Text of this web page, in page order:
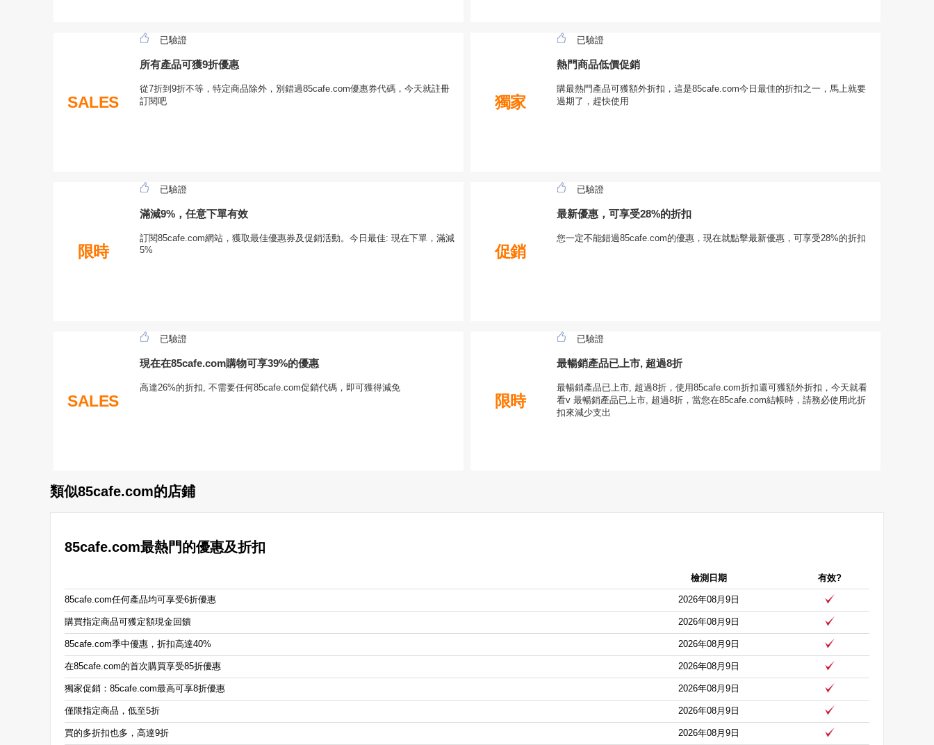
SALES
已驗證
所有產品可獲9折優惠
從7折到9折不等，特定商品除外，別錯過85cafe.com優惠券代碼，今天就註冊
訂閱吧
獨家
已驗證
熱門商品低價促銷
購最熱門產品可獲額外折扣，這是85cafe.com今日最佳的折扣之一，馬上就要
過期了，趕快使用
限時
已驗證
滿減9%，任意下單有效
訂閱85cafe.com網站，獲取最佳優惠券及促銷活動。今日最佳: 現在下單，滿減
5%
促銷
已驗證
最新優惠，可享受28%的折扣
您一定不能錯過85cafe.com的優惠，現在就點擊最新優惠，可享受28%的折扣
SALES
已驗證
現在在85cafe.com購物可享39%的優惠
高達26%的折扣, 不需要任何85cafe.com促銷代碼，即可獲得減免
限時
已驗證
最暢銷產品已上市, 超過8折
最暢銷產品已上市, 超過8折，使用85cafe.com折扣還可獲額外折扣，今天就看
看v 最暢銷產品已上市, 超過8折，當您在85cafe.com結帳時，請務必使用此折
扣來減少支出
類似85cafe.com的店鋪
85cafe.com最熱門的優惠及折扣
檢測日期 有效?
85cafe.com任何產品均可享受6折優惠 2026年08月9日
購買指定商品可獲定額現金回饋 2026年08月9日
85cafe.com季中優惠，折扣高達40% 2026年08月9日
在85cafe.com的首次購買享受85折優惠 2026年08月9日
獨家促銷：85cafe.com最高可享8折優惠 2026年08月9日
僅限指定商品，低至5折 2026年08月9日
買的多折扣也多，高達9折 2026年08月9日